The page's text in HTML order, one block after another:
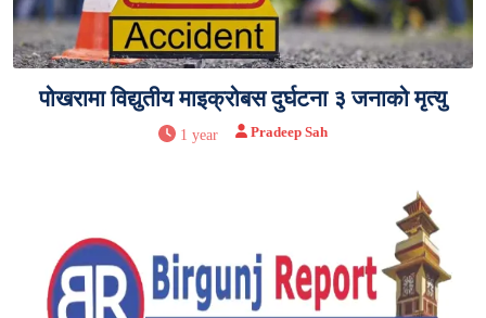
पोखरामा विद्युतीय माइक्रोबस दुर्घटना ३ जनाको मृत्यु
1 year Pradeep Sah